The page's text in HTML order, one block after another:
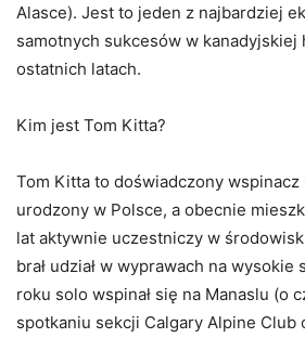
Alasce). Jest to jeden z najbardziej
samotnych sukcesów w
ostatnich latach.
Kim jest Tom Kitta?
Tom Kitta to doświadczony wspinacz
urodzony w Polsce, a obecnie
lat aktywnie uczestniczy w
brał udział w wyprawach na wysokie
roku solo wspinał się na Manaslu (o
spotkaniu sekcji Calgary Alpine Club